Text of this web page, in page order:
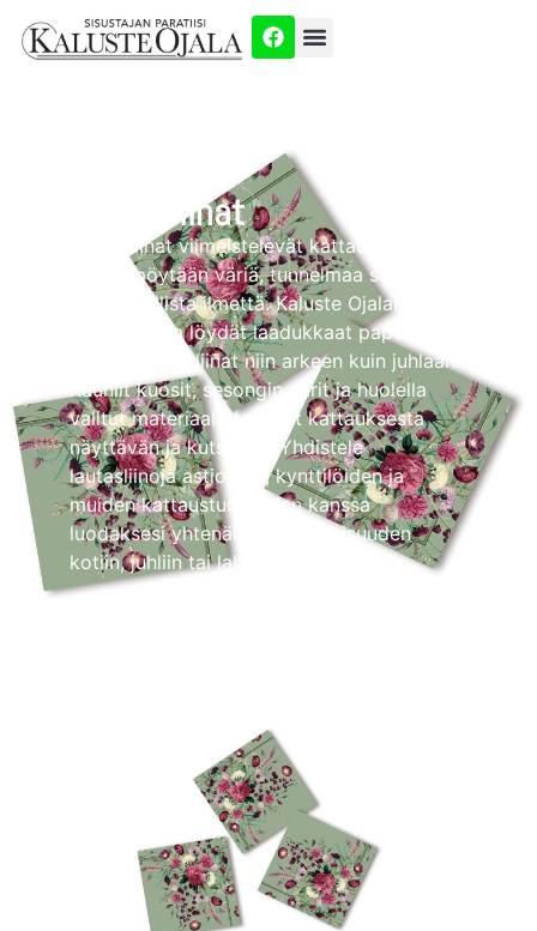
Lautasliinat
Lautasliinat viimeistelevät kattauksen ja
tuovat pöytään väriä, tunnelmaa sekä
persoonallista ilmettä. Kaluste Ojalan
valikoimasta löydät laadukkaat paperi- ja
sisustuslautasliinat niin arkeen kuin juhlaan.
Kauniit kuosit, sesongin värit ja huolella
valitut materiaalit tekevät kattauksesta
näyttävän ja kutsuvan. Yhdistele
lautasliinoja astioiden, kynttilöiden ja
muiden kattaustuotteiden kanssa
luodaksesi yhtenäisen kokonaisuuden
kotiin, juhliin tai lahjaksi.